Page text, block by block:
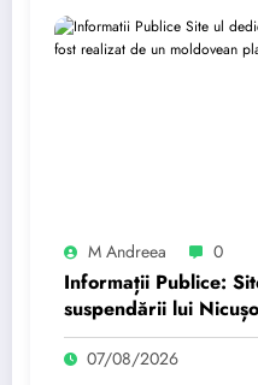
M Andreea 0
Informații Publice:
suspendării lui
de un moldovean
07/08/2026